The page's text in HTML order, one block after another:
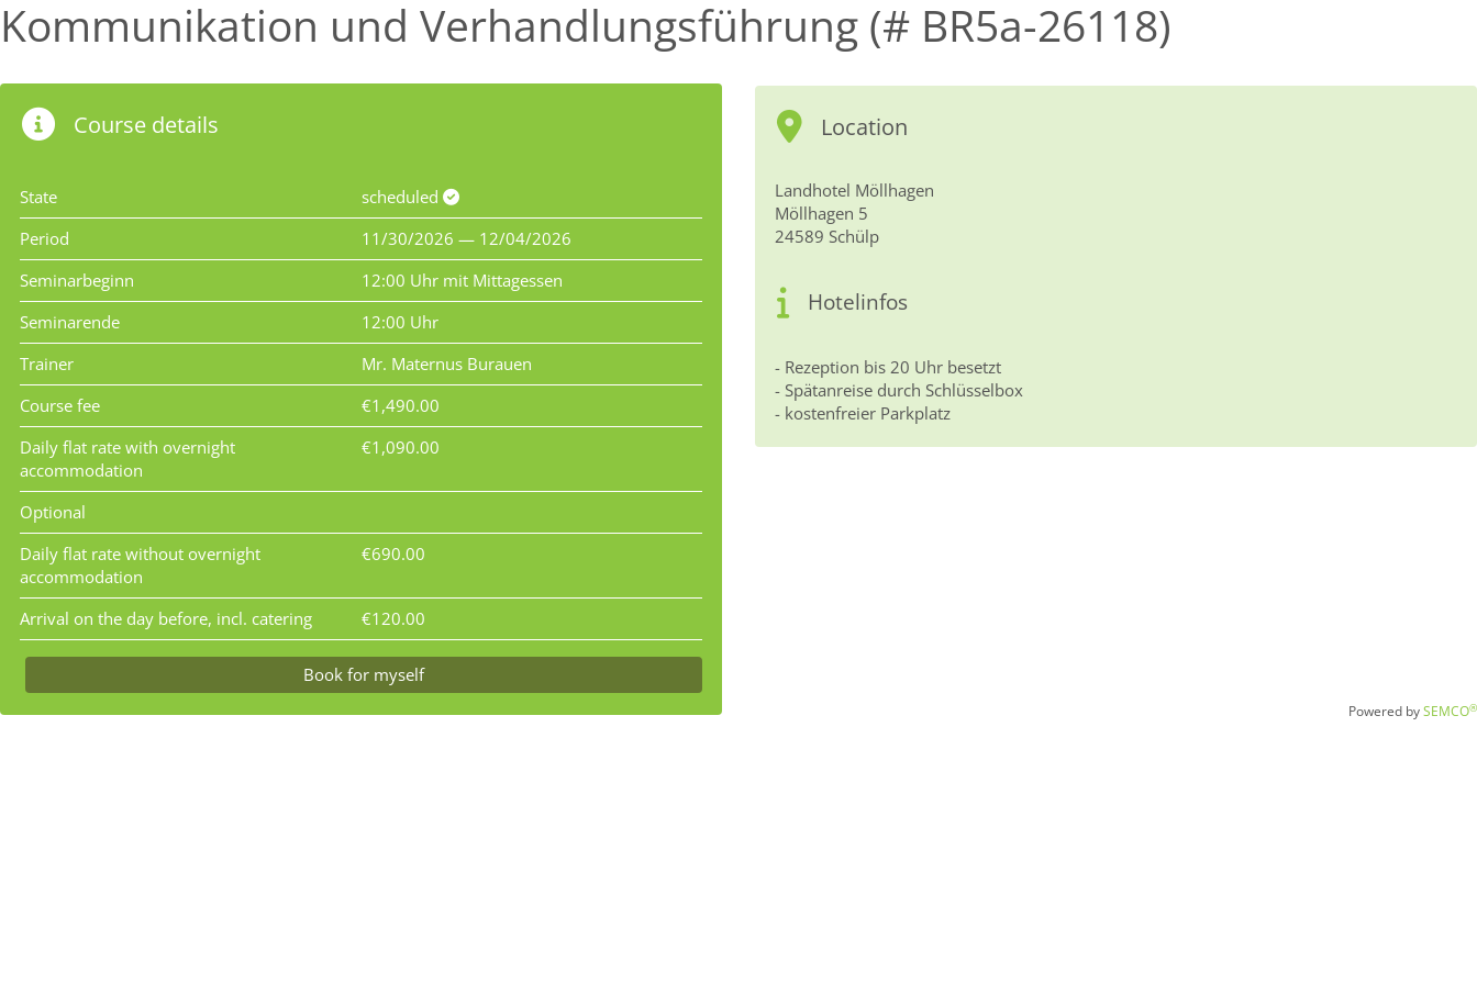
Kommunikation und Verhandlungsführung (# BR5a-26118)
Course details
State
scheduled
Period
11/30/2026 — 12/04/2026
Seminarbeginn
12:00 Uhr mit Mittagessen
Seminarende
12:00 Uhr
Trainer
Mr. Maternus Burauen
Course fee
€1,490.00
Daily flat rate with overnight
accommodation
€1,090.00
Optional
Daily flat rate without overnight
accommodation
€690.00
Arrival on the day before, incl. catering €120.00
Book for myself
Location
Landhotel Möllhagen
Möllhagen 5
24589 Schülp
Hotelinfos
- Rezeption bis 20 Uhr besetzt
- Spätanreise durch Schlüsselbox
- kostenfreier Parkplatz
Powered bySEMCO®